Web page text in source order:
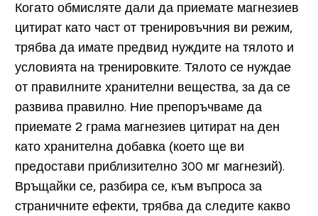
Когато обмисляте дали да приемате магнезиев
цитират като част от тренировъчния ви режим,
трябва да имате предвид нуждите на тялото и
условията на тренировките. Тялото се нуждае
от правилните хранителни вещества, за да се
развива правилно. Ние препоръчваме да
приемате 2 грама магнезиев цитират на ден
като хранителна добавка (което ще ви
предостави приблизително 300 мг магнезий).
Връщайки се, разбира се, към въпроса за
страничните ефекти, трябва да следите какво